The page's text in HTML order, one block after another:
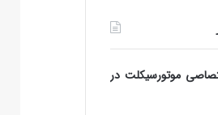
موتورسیکلت در